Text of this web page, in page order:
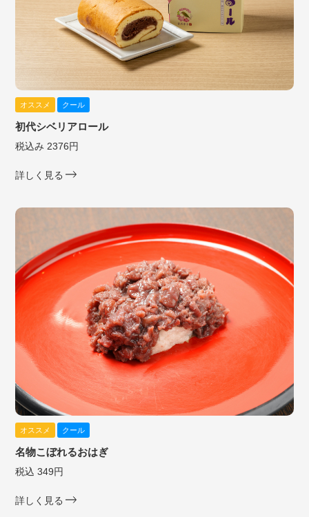
オススメ クール
初代シベリアロール
税込み 2376円
詳しく見る
オススメ クール
名物こぼれるおはぎ
税込 349円
詳しく見る